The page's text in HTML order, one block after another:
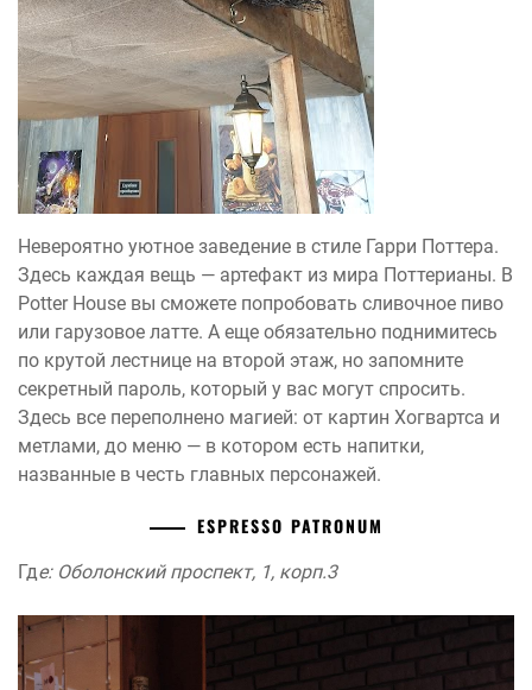
Невероятно уютное заведение в стиле Гарри Поттера.
Здесь каждая вещь — артефакт из мира Поттерианы. В
Potter House вы сможете попробовать сливочное пиво
или гарузовое латте. А еще обязательно поднимитесь
по крутой лестнице на второй этаж, но запомните
секретный пароль, который у вас могут спросить.
Здесь все переполнено магией: от картин Хогвартса и
метлами, до меню — в котором есть напитки,
названные в честь главных персонажей.
ESPRESSO PATRONUM
Где: Оболонский проспект, 1, корп.3